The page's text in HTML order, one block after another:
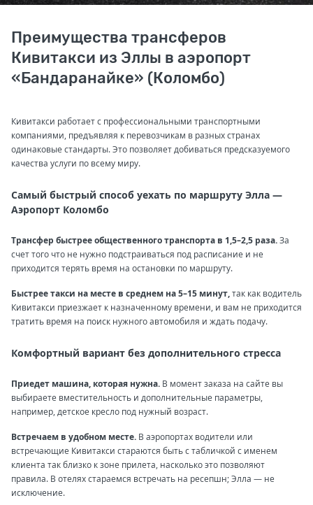
Преимущества трансферов
Кивитакси из Эллы в аэропорт
«Бандаранайке» (Коломбо)
Кивитакси работает с профессиональными транспортными
компаниями, предъявляя к перевозчикам в разных странах
одинаковые стандарты. Это позволяет добиваться предсказуемого
качества услуги по всему миру.
Самый быстрый способ уехать по маршруту Элла —
Аэропорт Коломбо
Трансфер быстрее общественного транспорта в 1,5–2,5 раза.За
счет того что не нужно подстраиваться под расписание и не
приходится терять время на остановки по маршруту.
Быстрее такси на месте в среднем на 5–15 минут,так как водитель
Кивитакси приезжает к назначенному времени, и вам не приходится
тратить время на поиск нужного автомобиля и ждать подачу.
Комфортный вариант без дополнительного стресса
Приедет машина, которая нужна. В момент заказа на сайте вы
выбираете вместительность и дополнительные параметры,
например, детское кресло под нужный возраст.
Встречаем в удобном месте. В аэропортах водители или
встречающие Кивитакси стараются быть с табличкой с именем
клиента так близко к зоне прилета, насколько это позволяют
правила. В отелях стараемся встречать на ресепшн; Элла — не
исключение.